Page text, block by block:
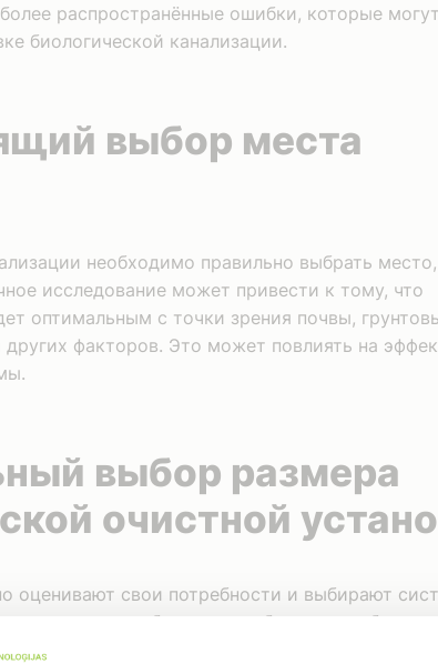
распространённые ошибки, которые могут
биологической канализации.
выбор места
необходимо правильно выбрать место,
исследование может привести к тому, что
оптимальным с точки зрения почвы,
других факторов. Это может повлиять на
выбор размера
очистной
оценивают свои потребности и выбирают
которая либо слишком большая, либо
соответствующей количеству проживающих и